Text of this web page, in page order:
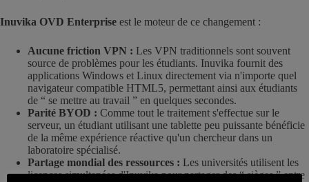
Inuvika OVD Enterprise est le moteur de ce changement :
Aucune friction VPN : Les VPN traditionnels sont souvent
source de problèmes pour les étudiants. Inuvika fournit des
applications Windows et Linux directement via n'importe quel
navigateur compatible HTML5, permettant ainsi aux étudiants
de “ se mettre au travail ” en quelques secondes.
Parité BYOD : Comme tout le traitement s'effectue sur le
serveur, un étudiant utilisant une tablette peu puissante bénéficie
de la même expérience réactive qu'un chercheur dans un
laboratoire spécialisé.
Partage mondial des ressources : Les universités utilisent les
licences simultanées d'Inuvika pour partager des “ sièges ” entre